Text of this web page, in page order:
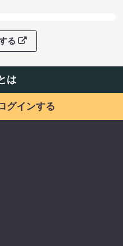
る
は
グインする